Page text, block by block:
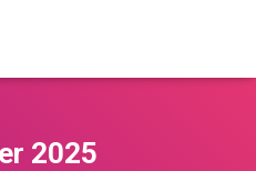
2025